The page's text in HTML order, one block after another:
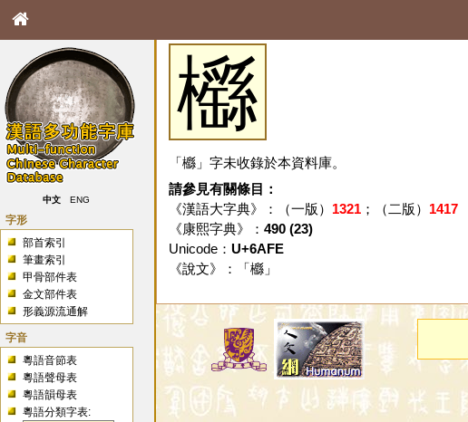
中文 ENG
字形
部首索引
筆畫索引
甲骨部件表
金文部件表
形義源流通解
字音
粵語音節表
粵語聲母表
粵語韻母表
粵語分類字表:
櫾
「櫾」字未收錄於本資料庫。
請參見有關條目：
《漢語大字典》：（一版） 1321；（二版） 1417
《康熙字典》： 490 (23)
Unicode： U+6AFE
《說文》：「 櫾」